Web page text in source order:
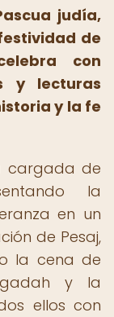
judía,
de
con
y lecturas
y la fe
cargada de
la
en un
de Pesaj,
la cena de
y la
ellos con